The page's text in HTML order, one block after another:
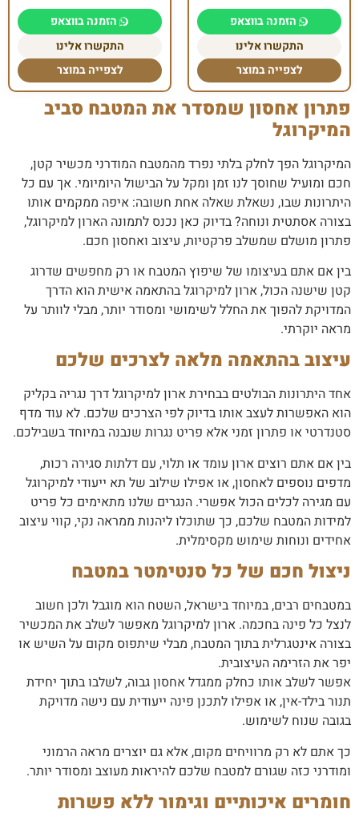
הזמנה בווצאפ
התקשרו אלינו
לצפייה במוצר
הזמנה בווצאפ
התקשרו אלינו
לצפייה במוצר
פתרון אחסון שמסדר את המטבח סביב
המיקרוגל
המיקרוגל הפך לחלק בלתי נפרד מהמטבח המודרני מכשיר קטן,
חכם ומועיל שחוסך לנו זמן ומקל על הבישול היומיומי. אך עם כל
היתרונות שבו, נשאלת שאלה אחת חשובה: איפה ממקמים אותו
בצורה אסתטית ונוחה? בדיוק כאן נכנס לתמונה הארון למיקרוגל,
פתרון מושלם שמשלב פרקטיות, עיצוב ואחסון חכם.
בין אם אתם בעיצומו של שיפוץ המטבח או רק מחפשים שדרוג
קטן שישנה הכול, ארון למיקרוגל בהתאמה אישית הוא הדרך
המדויקת להפוך את החלל לשימושי ומסודר יותר, מבלי לוותר על
מראה יוקרתי.
עיצוב בהתאמה מלאה לצרכים שלכם
אחד היתרונות הבולטים בבחירת ארון למיקרוגל דרך נגריה בקליק
הוא האפשרות לעצב אותו בדיוק לפי הצרכים שלכם. לא עוד מדף
סטנדרטי או פתרון זמני אלא פריט נגרות שנבנה במיוחד בשבילכם.
בין אם אתם רוצים ארון עומד או תלוי, עם דלתות סגירה רכות,
מדפים נוספים לאחסון, או אפילו שילוב של תא ייעודי למיקרוגל
עם מגירה לכלים הכול אפשרי. הנגרים שלנו מתאימים כל פריט
למידות המטבח שלכם, כך שתוכלו ליהנות ממראה נקי, קווי עיצוב
אחידים ונוחות שימוש מקסימלית.
ניצול חכם של כל סנטימטר במטבח
במטבחים רבים, במיוחד בישראל, השטח הוא מוגבל ולכן חשוב
לנצל כל פינה בחכמה. ארון למיקרוגל מאפשר לשלב את המכשיר
בצורה אינטגרלית בתוך המטבח, מבלי שיתפוס מקום על השיש או
יפר את הזרימה העיצובית.
אפשר לשלב אותו כחלק ממגדל אחסון גבוה, לשלבו בתוך יחידת
תנור בילד-אין, או אפילו לתכנן פינה ייעודית עם נישה מדויקת
בגובה שנוח לשימוש.
כך אתם לא רק מרוויחים מקום, אלא גם יוצרים מראה הרמוני
ומודרני כזה שגורם למטבח שלכם להיראות מעוצב ומסודר יותר.
חומרים איכותיים וגימור ללא פשרות